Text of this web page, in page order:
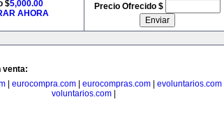
$5,000.00
AHORA
Precio Ofrecido $
venta:
| eurocompra.com| eurocompras.com| evoluntarios.com|
voluntarios.com